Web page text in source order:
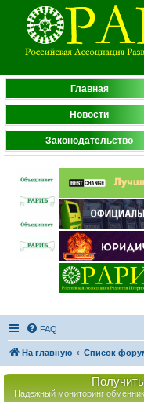
Главная
Новости
Законодательство
FAQ
На главную Список
Надежный мониторинг